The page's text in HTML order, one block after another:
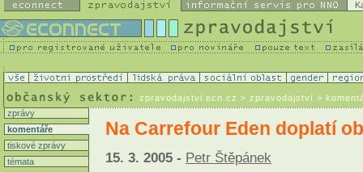
zpravodajstvi.ecn.cz > zpravodajství >
zprávy
komentáře
tiskové zprávy
témata
Na Carrefour Eden doplatí
15. 3. 2005 - Petr Štěpánek